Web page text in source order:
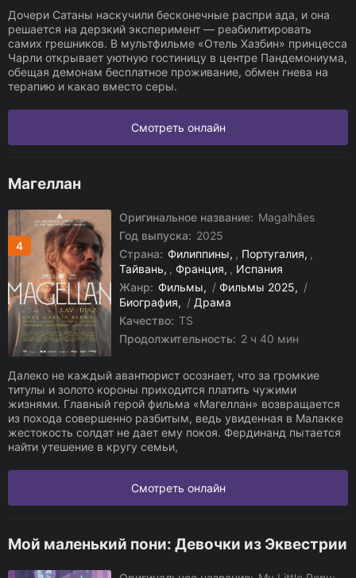
Дочери Сатаны наскучили бесконечные распри ада, и она
решается на дерзкий эксперимент — реабилитировать
самих грешников. В мультфильме «Отель Хазбин» принцесса
Чарли открывает уютную гостиницу в центре Пандемониума,
обещая демонам бесплатное проживание, обмен гнева на
терапию и какао вместо серы.
Смотреть онлайн
Магеллан
4
Оригинальное название: Magalhães
Год выпуска: 2025
Страна: Филиппины , Португалия ,
Тайвань , Франция , Испания
Жанр: Фильмы / Фильмы 2025
/
Биография
/ Драма
Качество: TS
Продолжительность: 2 ч 40 мин
Далеко не каждый авантюрист осознает, что за громкие
титулы и золото короны приходится платить чужими
жизнями. Главный герой фильма «Магеллан» возвращается
из похода совершенно разбитым, ведь увиденная в Малакке
жестокость солдат не дает ему покоя. Фердинанд пытается
найти утешение в кругу семьи,
Смотреть онлайн
Мой маленький пони: Девочки из Эквестрии